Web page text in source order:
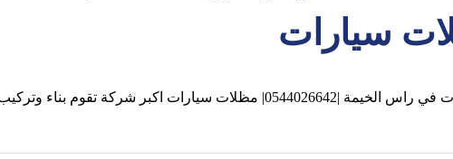
سيارات
مظلات سيارات اكبر شركة تقوم بناء وتركيب المظلات ,السواتر,البرجولات